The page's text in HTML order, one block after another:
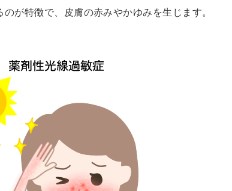
が特徴で、皮膚の赤みやかゆみを生じます。